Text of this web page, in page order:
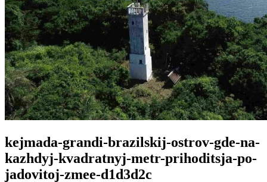
kejmada-grandi-brazilskij-ostrov-gde-na-
kazhdyj-kvadratnyj-metr-prihoditsja-po-
jadovitoj-zmee-d1d3d2c